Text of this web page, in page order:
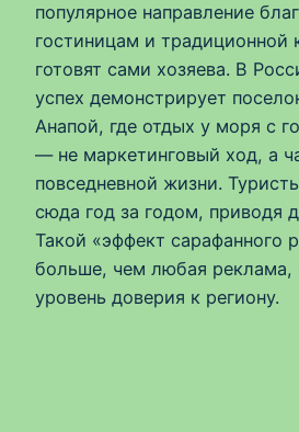
популярное направление
гостиницам и традиционной
готовят сами хозяева. В
успех демонстрирует
Анапой, где отдых у моря с
— не маркетинговый ход, а
повседневной жизни.
сюда год за годом, приводя
Такой «эффект сарафанного
больше, чем любая реклама,
уровень доверия к региону.